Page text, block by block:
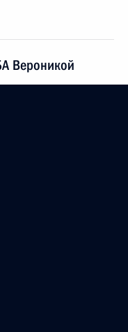
Вероникой